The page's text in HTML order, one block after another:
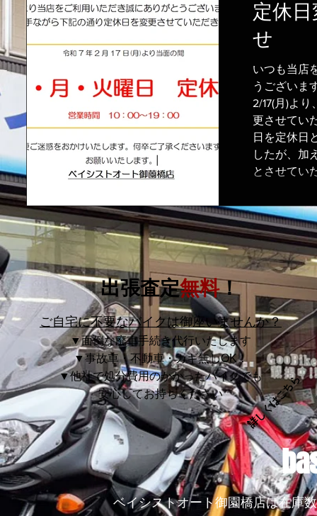
定休
せ
いつも当店
うございま
2/17(月)よ
更させてい
日を定休日
したが、加
とさせてい
出張査定無料！
ご自宅に不要なバイクは御座いませんか？
▼面倒な廃車手続き代行いたします
▼事故車・不動車・カギ無しOK！
​▼他社で処分費用のかかったバイクでも
安心してお持ちください
詳しくはこちら
ベイシストオート御園橋店は在庫